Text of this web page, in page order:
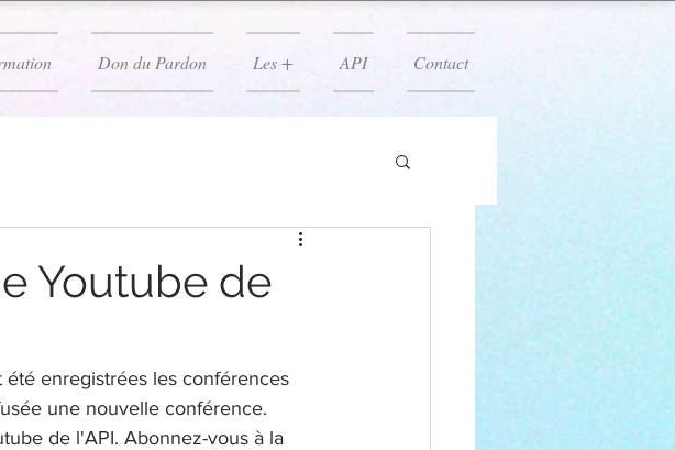
Don du Pardon Les + API Contact
Youtube de
enregistrées les conférences
une nouvelle conférence.
de l'API. Abonnez-vous à la